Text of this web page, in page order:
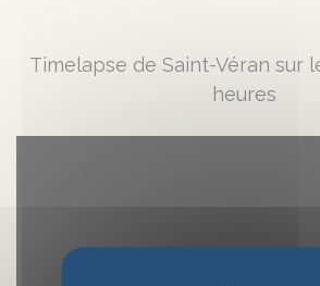
Timelapse de Saint-Véran sur
heures